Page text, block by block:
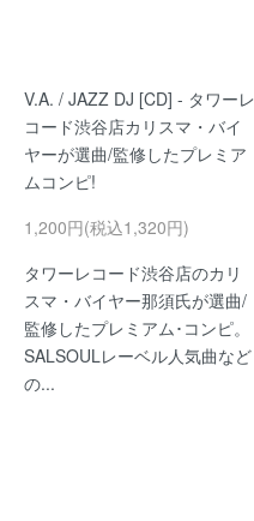
V.A. / JAZZ DJ [CD] - タワーレ
コード渋谷店カリスマ・バイ
ヤーが選曲/監修したプレミア
ムコンピ!
1,200円(税込1,320円)
タワーレコード渋谷店のカリ
スマ・バイヤー那須氏が選曲/
監修したプレミアム･コンピ。
SALSOULレーベル人気曲など
の...